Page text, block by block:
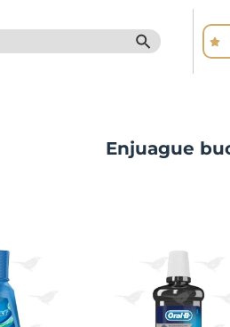
SEARCH
Enjuague